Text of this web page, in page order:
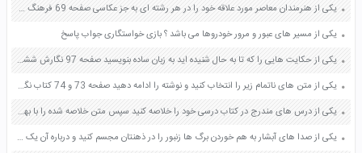
یکی از هنرمندان معاصر مورد علاقه خود را در هر رشته ای به جز عکاسی صفحه 69 فرهنگ و هنر نهم
یکی از مسیر های عبور و مرور خودروها می باشد ؟ بازی خواستگاری جواب پاسخ
یکی از حکایت هایی را که تا به حال شنیده اید به زبان ساده بنویسید صفحه 97 نگارش ششم دبستان
یکی از متن های ناتمام زیر را انتخاب کنید و نوشته را ادامه دهید صفحه 73 و 74 کتاب نگارش فارسی پنجم دبستان
یکی از درس های مندرج در کتاب درسی خود را خلاصه کنید سپس متن خلاصه شده را با بهره گیری از روش های دسته بندی نمودار جدول نقشه مفهومی نشان دهید صفحه 118 نگارش یازدهم
یکی از صدا های آبشار به هم خوردن برگ ها زنبور را در ذهنتان مجسم کنید و درباره آن یک بند بنویسید صفحه 11 نگارش پنجم